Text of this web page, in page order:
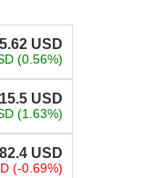
USD
(0.56%)
USD
(1.63%)
USD
(-0.69%)